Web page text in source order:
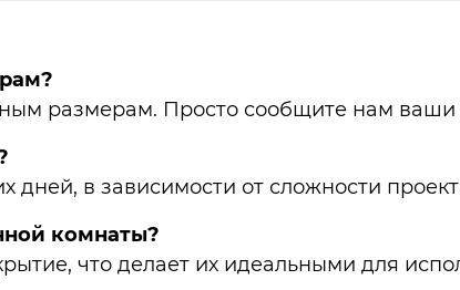
размерам. Просто сообщите нам
дней, в зависимости от сложности
комнаты?
что делает их идеальными для